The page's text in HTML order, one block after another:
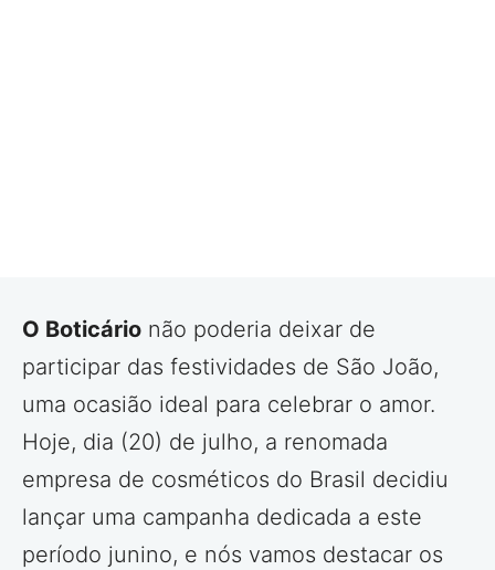
O Boticário não poderia deixar de
participar das festividades de São João,
uma ocasião ideal para celebrar o amor.
Hoje, dia (20) de julho, a renomada
empresa de cosméticos do Brasil decidiu
lançar uma campanha dedicada a este
período junino, e nós vamos destacar os